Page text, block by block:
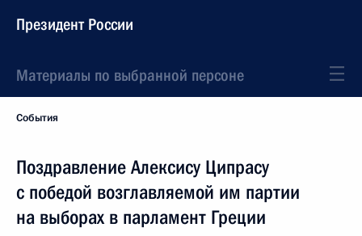
Президент России
Материалы по выбранной персоне
События
Поздравление Алексису Ципрасу
с победой возглавляемой им партии
на выборах в парламент Греции